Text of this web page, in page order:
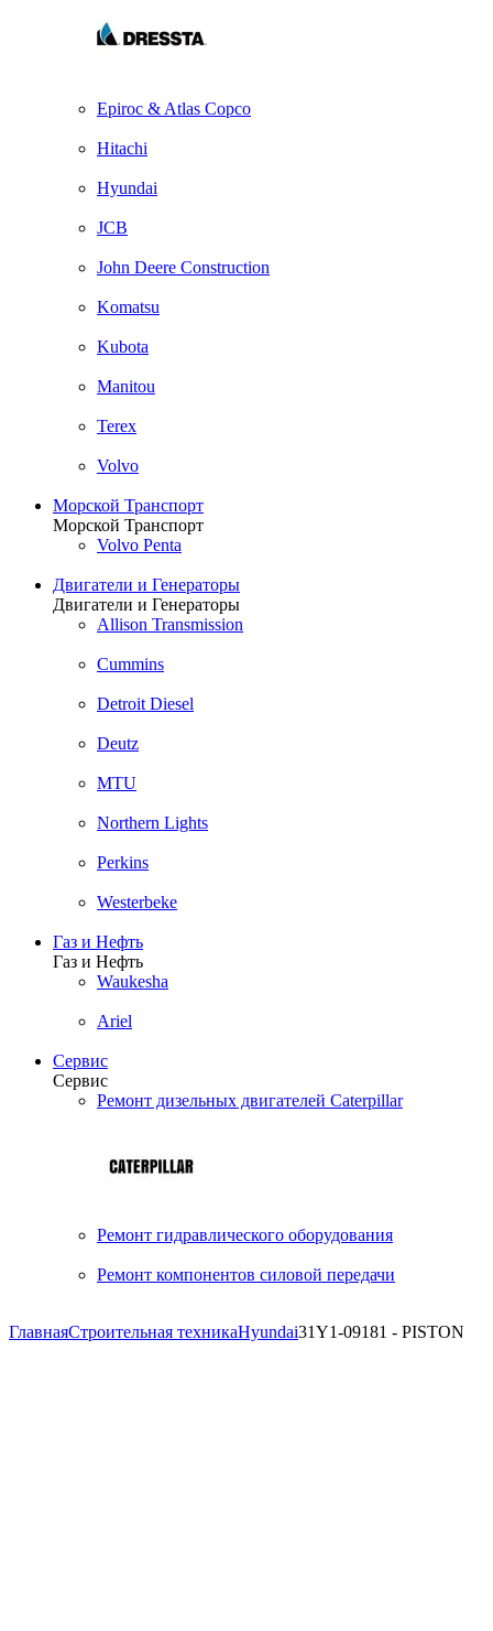
Epiroc & Atlas Copco
Hitachi
Hyundai
JCB
John Deere Construction
Komatsu
Kubota
Manitou
Terex
Volvo
Морской Транспорт
Морской Транспорт
Volvo Penta
Двигатели и Генераторы
Двигатели и Генераторы
Allison Transmission
Cummins
Detroit Diesel
Deutz
MTU
Northern Lights
Perkins
Westerbeke
Газ и Нефть
Газ и Нефть
Waukesha
Ariel
Сервис
Сервис
Ремонт дизельных двигателей Caterpillar
Ремонт гидравлического оборудования
Ремонт компонентов силовой передачи
ГлавнаяСтроительная техникаHyundai31Y1-09181 - PISTON